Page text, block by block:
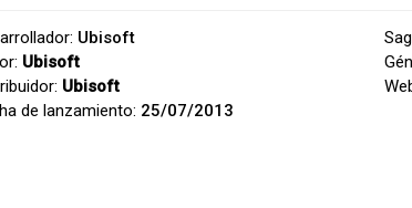
Ubisoft
Ubisoft
Ubisoft
de lanzamiento: 25/07/2013